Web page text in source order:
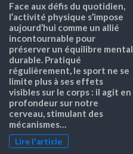
Face aux défis du quotidien,
l’activité physique s’impose
aujourd’hui comme un allié
incontournable pour
préserver un équilibre mental
durable. Pratiqué
régulièrement, le sport ne se
limite plus à ses effets
visibles sur le corps : il agit en
profondeur sur notre
cerveau, stimulant des
mécanismes…
Lire l'article